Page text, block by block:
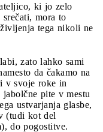
ki jo zelo
mora to
tega nikoli ne
zato lahko sami
da čakamo na
v svoje roke in
pite v mestu
ustvarjanja glasbe,
(tudi kot del
do pogostitve.